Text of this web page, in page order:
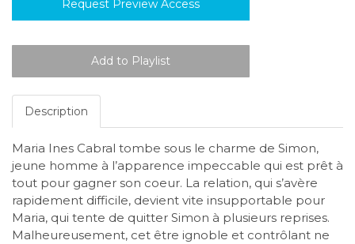
Request Preview Access
Description
Maria Ines Cabral tombe sous le charme de Simon,
jeune homme à l’apparence impeccable qui est prêt à
tout pour gagner son coeur. La relation, qui s’avère
rapidement difficile, devient vite insupportable pour
Maria, qui tente de quitter Simon à plusieurs reprises.
Malheureusement, cet être ignoble et contrôlant ne